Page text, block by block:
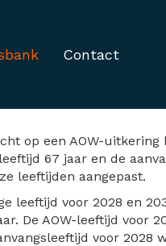
Contact
3
op een AOW-
67 jaar en de
leeftijden aangepast.
leeftijd voor 2028 en
De AOW-leeftijd voor
voor 2028